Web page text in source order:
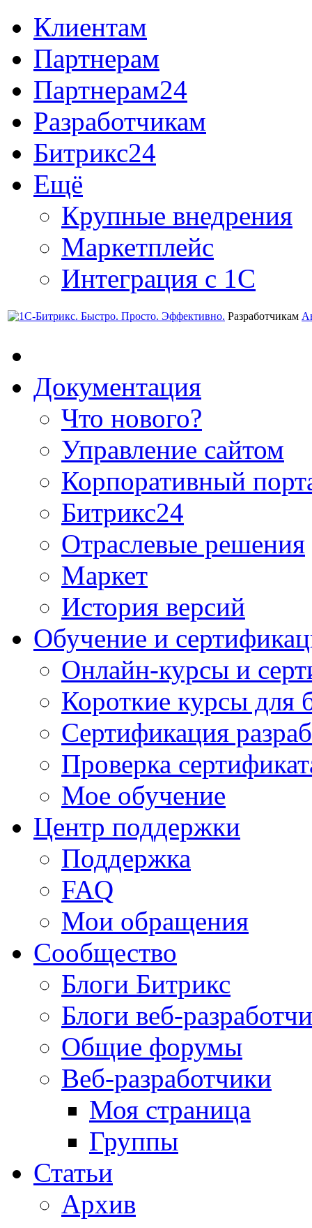
Клиентам
Партнерам
Партнерам24
Разработчикам
Битрикс24
Ещё
Крупные внедрения
Маркетплейс
Интеграция с 1С
Разработчикам
Документация
Что нового?
Управление сайтом
Корпоративный
Битрикс24
Отраслевые решения
Маркет
История версий
Обучение и
Онлайн-курсы и
Короткие курсы для
Сертификация
Проверка
Мое обучение
Центр поддержки
Поддержка
FAQ
Мои обращения
Сообщество
Блоги Битрикс
Блоги веб-
Общие форумы
Веб-разработчики
Моя страница
Группы
Статьи
Архив